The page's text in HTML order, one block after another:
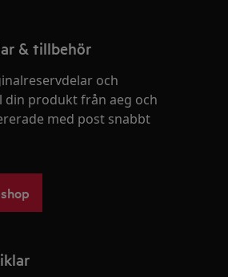
& tillbehör
och
produkt från aeg och
med post snabbt